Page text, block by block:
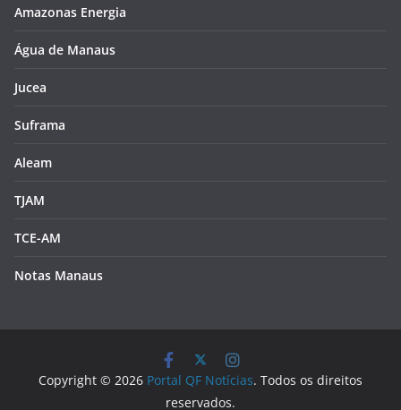
Amazonas Energia
Água de Manaus
Jucea
Suframa
Aleam
TJAM
TCE-AM
Notas Manaus
Copyright © 2026 Portal QF Notícias. Todos os direitos
reservados.